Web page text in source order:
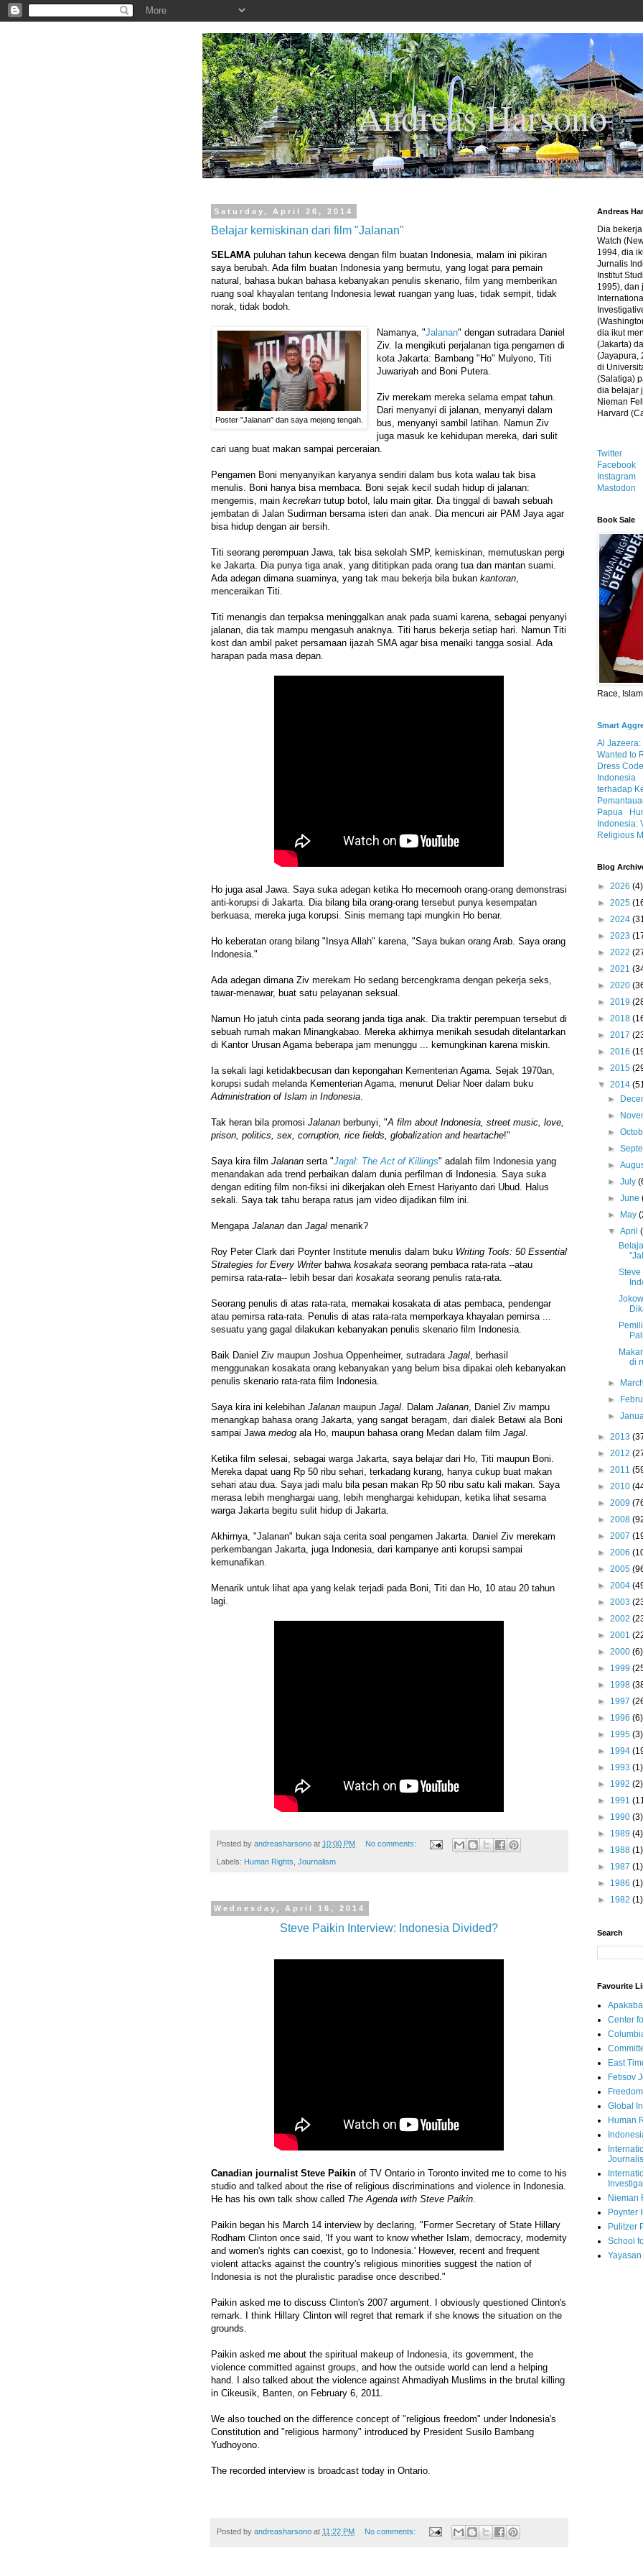
.
Andreas Harsono
Saturday, April 26, 2014
Belajar kemiskinan dari film "Jalanan"
SELAMA puluhan tahun kecewa dengan film buatan Indonesia, malam ini pikiran
saya berubah. Ada film buatan Indonesia yang bermutu, yang logat para pemain
natural, bahasa bukan bahasa kebanyakan penulis skenario, film yang memberikan
ruang soal khayalan tentang Indonesia lewat ruangan yang luas, tidak sempit, tidak
norak, tidak bodoh.
Poster "Jalanan" dan saya mejeng tengah.
Namanya, "Jalanan" dengan sutradara Daniel
Ziv. Ia mengikuti perjalanan tiga pengamen di
kota Jakarta: Bambang "Ho" Mulyono, Titi
Juwariyah and Boni Putera.
Ziv merekam mereka selama empat tahun.
Dari menyanyi di jalanan, menyanyi dalam
bus, menyanyi sambil latihan. Namun Ziv
juga masuk ke kehidupan mereka, dari sulit
cari uang buat makan sampai perceraian.
Pengamen Boni menyanyikan karyanya sendiri dalam bus kota walau tak bisa
menulis. Boni hanya bisa membaca. Boni sejak kecil sudah hidup di jalanan:
mengemis, main kecrekan tutup botol, lalu main gitar. Dia tinggal di bawah sebuah
jembatan di Jalan Sudirman bersama isteri dan anak. Dia mencuri air PAM Jaya agar
bisa hidup dengan air bersih.
Titi seorang perempuan Jawa, tak bisa sekolah SMP, kemiskinan, memutuskan pergi
ke Jakarta. Dia punya tiga anak, yang dititipkan pada orang tua dan mantan suami.
Ada adegan dimana suaminya, yang tak mau bekerja bila bukan kantoran,
menceraikan Titi.
Titi menangis dan terpaksa meninggalkan anak pada suami karena, sebagai penyanyi
jalanan, dia tak mampu mengasuh anaknya. Titi harus bekerja setiap hari. Namun Titi
kost dan ambil paket persamaan ijazah SMA agar bisa menaiki tangga sosial. Ada
harapan pada masa depan.
Ho juga asal Jawa. Saya suka adegan ketika Ho mecemooh orang-orang demonstrasi
anti-korupsi di Jakarta. Dia bilang bila orang-orang tersebut punya kesempatan
berkuasa, mereka juga korupsi. Sinis memang tapi mungkin Ho benar.
Ho keberatan orang bilang "Insya Allah" karena, "Saya bukan orang Arab. Saya orang
Indonesia."
Ada adegan dimana Ziv merekam Ho sedang bercengkrama dengan pekerja seks,
tawar-menawar, buat satu pelayanan seksual.
Namun Ho jatuh cinta pada seorang janda tiga anak. Dia traktir perempuan tersebut di
sebuah rumah makan Minangkabao. Mereka akhirnya menikah sesudah ditelantarkan
di Kantor Urusan Agama beberapa jam menunggu ... kemungkinan karena miskin.
Ia sekali lagi ketidakbecusan dan kepongahan Kementerian Agama. Sejak 1970an,
korupsi sudah melanda Kementerian Agama, menurut Deliar Noer dalam buku
Administration of Islam in Indonesia.
Tak heran bila promosi Jalanan berbunyi, "A film about Indonesia, street music, love,
prison, politics, sex, corruption, rice fields, globalization and heartache!"
Saya kira film Jalanan serta "Jagal: The Act of Killings" adalah film Indonesia yang
menandakan ada trend perbaikan dalam dunia perfilman di Indonesia. Saya suka
dengan editing film non-fiksi ini dikerjakan oleh Ernest Hariyanto dari Ubud. Halus
sekali. Saya tak tahu berapa ratus jam video dijadikan film ini.
Mengapa Jalanan dan Jagal menarik?
Roy Peter Clark dari Poynter Institute menulis dalam buku Writing Tools: 50 Essential
Strategies for Every Writerbahwa kosakata seorang pembaca rata-rata --atau
pemirsa rata-rata-- lebih besar dari kosakata seorang penulis rata-rata.
Seorang penulis di atas rata-rata, memakai kosakata di atas pembaca, pendengar
atau pemirsa rata-rata. Penulis di atas rata-rata memperkaya khayalan pemirsa ...
sesuatu yang gagal dilakukan kebanyakan penulis skenario film Indonesia.
Baik Daniel Ziv maupun Joshua Oppenheimer, sutradara Jagal, berhasil
menggunakan kosakata orang kebanyakan yang belum bisa dipakai oleh kebanyakan
penulis skenario rata-rata film Indonesia.
Saya kira ini kelebihan Jalanan maupun Jagal. Dalam Jalanan, Daniel Ziv mampu
menangkap bahasa orang Jakarta, yang sangat beragam, dari dialek Betawi ala Boni
sampai Jawa medog ala Ho, maupun bahasa orang Medan dalam film Jagal.
Ketika film selesai, sebagai warga Jakarta, saya belajar dari Ho, Titi maupun Boni.
Mereka dapat uang Rp 50 ribu sehari, terkadang kurang, hanya cukup buat makan
sehari atau dua. Saya jadi malu bila pesan makan Rp 50 ribu satu kali makan. Saya
merasa lebih menghargai uang, lebih menghargai kehidupan, ketika lihat sesama
warga Jakarta begitu sulit hidup di Jakarta.
Akhirnya, "Jalanan" bukan saja cerita soal pengamen Jakarta. Daniel Ziv merekam
perkembangan Jakarta, juga Indonesia, dari kampanye anti korupsi sampai
kemunafikan.
Menarik untuk lihat apa yang kelak terjadi pada Boni, Titi dan Ho, 10 atau 20 tahun
lagi.
Posted by andreasharsono at 10:00 PM No comments:
Labels: Human Rights Journalism
Wednesday, April 16, 2014
Steve Paikin Interview: Indonesia Divided?
Canadian journalist Steve Paikin of TV Ontario in Toronto invited me to come to his
studio and talked about the rise of religious discriminations and violence in Indonesia.
He has his own talk show called The Agenda with Steve Paikin
Paikin began his March 14 interview by declaring, "Former Secretary of State Hillary
Rodham Clinton once said, 'If you want to know whether Islam, democracy, modernity
and women's rights can coexist, go to Indonesia.' However, recent and frequent
violent attacks against the country's religious minorities suggest the nation of
Indonesia is not the pluralistic paradise once described."
Paikin asked me to discuss Clinton's 2007 argument. I obviously questioned Clinton's
remark. I think Hillary Clinton will regret that remark if she knows the situation on the
grounds.
Paikin asked me about the spiritual makeup of Indonesia, its government, the
violence committed against groups, and how the outside world can lend a helping
hand. I also talked about the violence against Ahmadiyah Muslims in the brutal killing
in Cikeusik, Banten, on February 6, 2011.
We also touched on the difference concept of "religious freedom" under Indonesia's
Constitution and "religious harmony" introduced by President Susilo Bambang
Yudhoyono.
The recorded interview is broadcast today in Ontario.
Posted by andreasharsono at 11:22 PM No comments:
Andreas
Dia
Watch
1994, dia
Jurnalis
Institut
1995), dan
dia ikut
(Jakarta)
(Jayapura,
di
(Salatiga)
dia belajar
Nieman
Harvard
Twitter
Facebook
Instagram
Mastodon
Book Sale
Race,
Smart
Al Jazeera:
Wanted to
Dress
Indonesia
terhadap
Papua
Indonesia:
Religious
Blog
► 2026 (4)
► 2025
► 2024
► 2023
► 2022
► 2021
► 2020
► 2019
► 2018
► 2017
► 2016
► 2015
▼ 2014
►
►
►
►
►
►July
►June
►
May
▼April
Steve
di
►
►
►
► 2013
► 2012
► 2011
► 2010
► 2009
► 2008
► 2007
► 2006
► 2005
► 2004
► 2003
► 2002
► 2001
► 2000 (6)
► 1999
► 1998
► 1997
► 1996 (6)
► 1995 (3)
► 1994
► 1993 (1)
► 1992 (2)
► 1991
► 1990 (3)
► 1989 (4)
► 1988 (1)
► 1987 (1)
► 1986 (1)
► 1982 (1)
Search
Favourite
Center
East
Fetisov
Global
Human
Nieman
Poynter
Pulitzer
School